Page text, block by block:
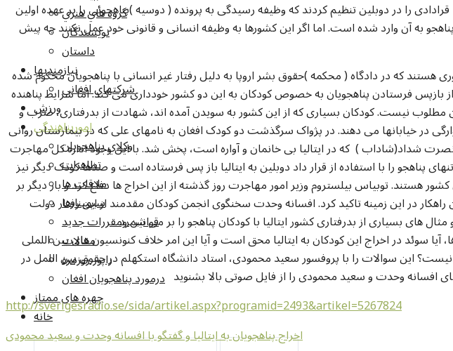
گروه هاي هنري
نويسندگان
داستان
نيازمنديها
شرکتهاي افغاني
ورزش
امورپناهندگي
وکلاي پناهجويان
تظاهرات
ملاقات ها
سيمينارها
قوانين ومقررات جديد
مقالات
راپور روزمره
درمورد پناهجويان افغان
چهره های ممتاز
خانه
Sök
اروپائی در سال 1990 قرادادی را در دوبلین تنظیم کردند که وظیفه رسیدگی به پرونده ( دوسیه )پناهجوئی را بر عهده اولین
به آن وارد شده است. اما اگر این کشورها به وظیفه انسانی و قانونی خود عمل نکنند چه پیش
هستند که در دادگاه ( محکمه )حقوق بشر اروپا به دلیل رفتار غیر انسانی با پناهجویان محکوم شده
بازپس فرستادن پناهجویان به خصوص کودکان به این دو کشور خودداری می کند. اما شرایط پناهنده
مطلوب نیست. کودکان بسیاری که از این کشور به سویدن آمده اند، شهادت از بدرفتاری، ضرب و
در خیابانها می دهند. در پژواک سرگذشت دو کودک افغان به نامهای علی که در بیمارستان روانی
شداد(شاداب ) که در ایتالیا بی خانمان و آواره است، پخش شد. با این وجود اداره کل مهاجرت
پناهجو را با استفاده از قرار داد دوبلین به ایتالیا باز پس فرستاده است و صدها کودک دیگر نیز
کشور هستند. توبیاس بیلستروم وزیر امور مهاجرت روز گذشته از این اخراج ها دفاع کرد و بار دیگر بر
راهکار در این زمینه تاکید کرد. افسانه وحدت سخنگوی انجمن کودکان مقدمند از این رفتار دولت
آیا سوئد در اخراج این کودکان به ایتالیا محق است و آیا این امر خلاف کنونسیون های بین اللملی
این سوالات را با پروفسور سعید محمودی، استاد دانشگاه استکهلم در حقوق بین اللمل در
افسانه وحدت و سعید محمودی را از فایل صوتی بالا بشنوید
http://sverigesradio.se/sida/artikel.aspx?programid=2493&artikel=5267824
اخراج پناهجویان به ایتالیا و گفتگو با افسانه وحدت و سعید محمودی